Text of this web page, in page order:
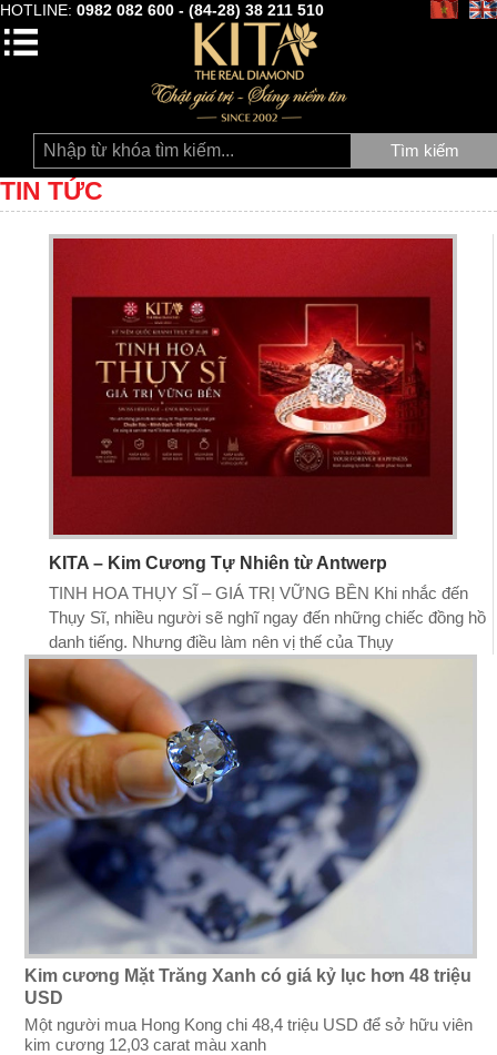
HOTLINE: 0982 082 600 - (84-28) 38 211 510
Tìm kiếm
TIN TỨC
KITA – Kim Cương Tự Nhiên từ Antwerp
TINH HOA THỤY SĨ – GIÁ TRỊ VỮNG BỀN Khi nhắc đến
Thụy Sĩ, nhiều người sẽ nghĩ ngay đến những chiếc đồng hồ
danh tiếng. Nhưng điều làm nên vị thế của Thụy
Kim cương Mặt Trăng Xanh có giá kỷ lục hơn 48 triệu
USD
Một người mua Hong Kong chi 48,4 triệu USD để sở hữu viên
kim cương 12,03 carat màu xanh